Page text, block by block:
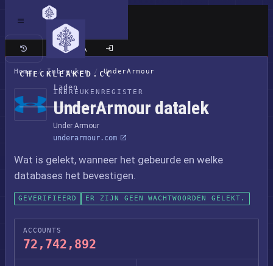
CHECKLEAKED.CC
Laden
Klassieke site
Home / Inbreuken / UnderArmour
INBREUKENREGISTER
UnderArmour datalek
Under Armour
underarmour.com
Wat is gelekt, wanneer het gebeurde en welke
databases het bevestigen.
GEVERIFIEERD ER ZIJN GEEN WACHTWOORDEN GELEKT.
ACCOUNTS
72,742,892